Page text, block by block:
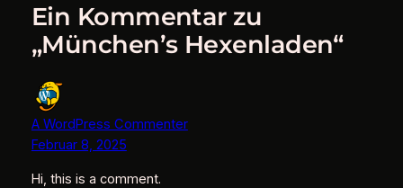
Ein Kommentar zu
„München’s Hexenladen“
A WordPress Commenter
Februar 8, 2025
Hi, this is a comment.